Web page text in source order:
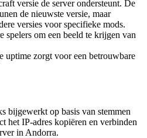
versie de server ondersteunt. De
de nieuwste versie, maar
versies voor specifieke mods.
spelers om een beeld te krijgen van
uptime zorgt voor een betrouwbare
bijgewerkt op basis van stemmen
het IP-adres kopiëren en verbinden
in Andorra.